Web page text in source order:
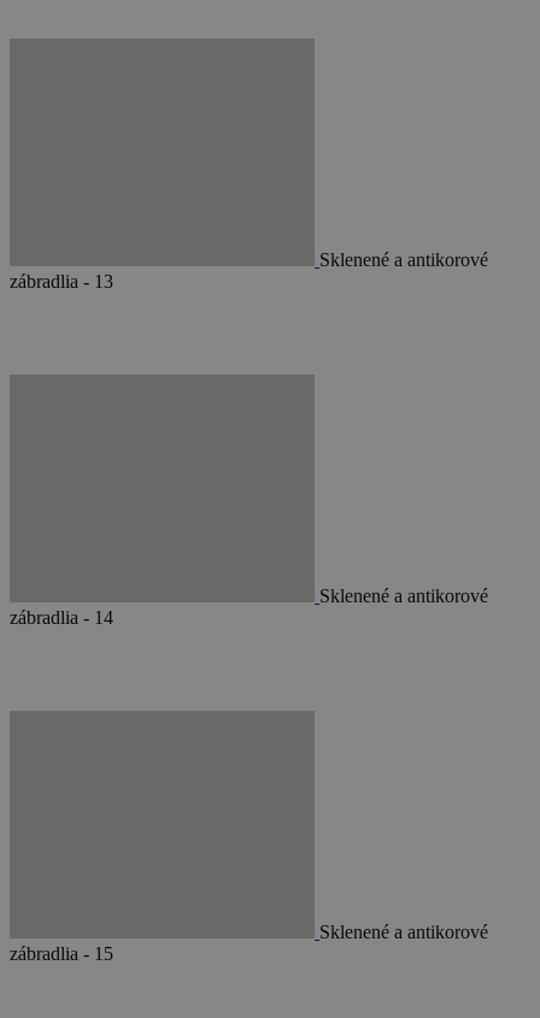
Sklenené a antikorové
zábradlia - 13
Sklenené a antikorové
zábradlia - 14
Sklenené a antikorové
zábradlia - 15